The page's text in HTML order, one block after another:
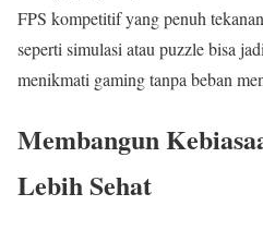
FPS kompetitif yang penuh
seperti simulasi atau puzzle bisa
menikmati gaming tanpa beban
Membangun
Lebih Sehat